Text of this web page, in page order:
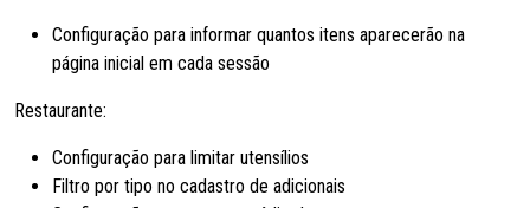
Configuração para informar quantos itens aparecerão na
página inicial em cada sessão
Restaurante:
Configuração para limitar utensílios
Filtro por tipo no cadastro de adicionais